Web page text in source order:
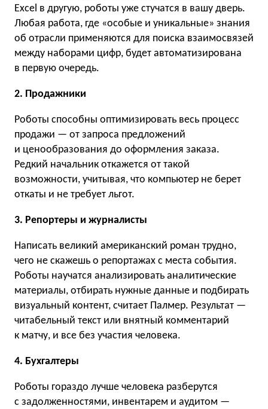
Excel в другую, роботы уже стучатся в вашу дверь.
Любая работа, где «особые и уникальные» знания
об отрасли применяются для поиска взаимосвязей
между наборами цифр, будет автоматизирована
в первую очередь.
2. Продажники
Роботы способны оптимизировать весь процесс
продажи — от запроса предложений
и ценообразования до оформления заказа.
Редкий начальник откажется от такой
возможности, учитывая, что компьютер не берет
откаты и не требует льгот.
3. Репортеры и журналисты
Написать великий американский роман трудно,
чего не скажешь о репортажах с места события.
Роботы научатся анализировать аналитические
материалы, отбирать нужные данные и подбирать
визуальный контент, считает Палмер. Результат —
читабельный текст или внятный комментарий
к матчу, и все без участия человека.
4. Бухгалтеры
Роботы гораздо лучше человека разберутся
с задолженностями, инвентарем и аудитом —